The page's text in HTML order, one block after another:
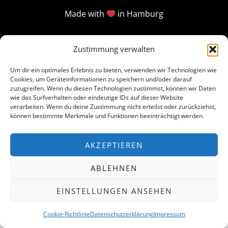
Zustimmung verwalten
Um dir ein optimales Erlebnis zu bieten, verwenden wir Technologien wie
Cookies, um Geräteinformationen zu speichern und/oder darauf
zuzugreifen. Wenn du diesen Technologien zustimmst, können wir Daten
wie das Surfverhalten oder eindeutige IDs auf dieser Website
verarbeiten. Wenn du deine Zustimmung nicht erteilst oder zurückziehst,
können bestimmte Merkmale und Funktionen beeinträchtigt werden.
AKZEPTIEREN
ABLEHNEN
EINSTELLUNGEN ANSEHEN
Cookie-RichtlinieDatenschutzerklärungImpressum
Made with in Hamburg